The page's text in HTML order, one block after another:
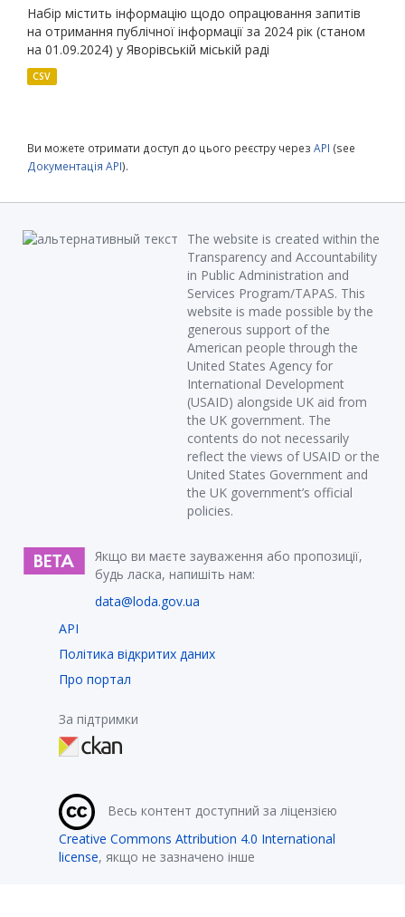
Набір містить інформацію щодо опрацювання запитів
на отримання публічної інформації за 2024 рік (станом
на 01.09.2024) у Яворівській міській раді
CSV
Ви можете отримати доступ до цього реєстру через API (see
Документація API).
The website is created within the
Transparency and Accountability
in Public Administration and
Services Program/TAPAS. This
website is made possible by the
generous support of the
American people through the
United States Agency for
International Development
(USAID) alongside UK aid from
the UK government. The
contents do not necessarily
reflect the views of USAID or the
United States Government and
the UK government’s official
policies.
Якщо ви маєте зауваження або пропозиції,
будь ласка, напишіть нам:
data@loda.gov.ua
API
Політика відкритих даних
Про портал
За підтримки
Весь контент доступний за ліцензією
Creative Commons Attribution 4.0 International
license, якщо не зазначено інше